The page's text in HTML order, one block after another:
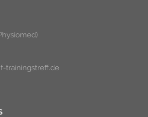
trainingstreff.de